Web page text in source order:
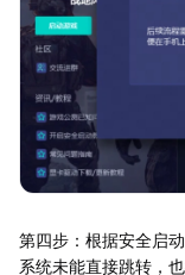
第四步：根据安全启
系统未能直接跳转，